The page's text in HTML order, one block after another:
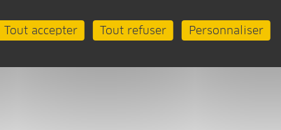
Tout accepter Tout refuser Personnaliser